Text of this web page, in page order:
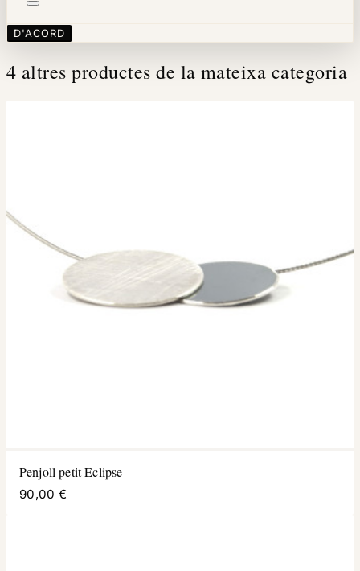
D'ACORD
4 altres productes de la mateixa categoria
Penjoll petit Eclipse
90,00 €